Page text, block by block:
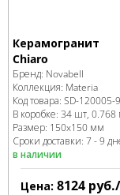
Керамогранит
Chiaro
Бренд: Novabell
Коллекция: Materia
Код товара: SD-120005-
В коробке: 34 шт, 0.768
Размер: 150x150 мм
Сроки доставки: 7 - 9
в наличии
Цена: 8124 руб.